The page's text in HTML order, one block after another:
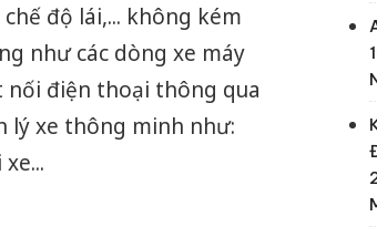
độ lái,... không kém
như các dòng xe máy
nối điện thoại thông qua
lý xe thông minh như: